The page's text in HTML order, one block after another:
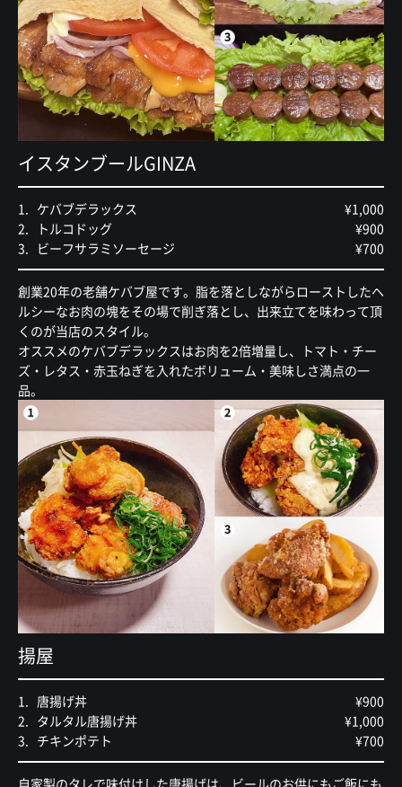
イスタンブールGINZA
ケバブデラックス
¥1,000
トルコドッグ
¥900
ビーフサラミソーセージ
¥700
創業20年の老舗ケバブ屋です。脂を落としながらローストしたヘ
ルシーなお肉の塊をその場で削ぎ落とし、出来立てを味わって頂
くのが当店のスタイル。
オススメのケバブデラックスはお肉を2倍増量し、トマト・チー
ズ・レタス・赤玉ねぎを入れたボリューム・美味しさ満点の一
品。
揚屋
唐揚げ丼
¥900
タルタル唐揚げ丼
¥1,000
チキンポテト
¥700